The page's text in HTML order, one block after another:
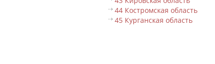
44 Костромская область
45 Курганская область